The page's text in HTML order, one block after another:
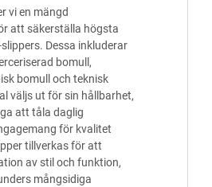
vi en mängd
att säkerställa högsta
Dessa inkluderar
bomull,
bomull och teknisk
väljs ut för sin hållbarhet,
att tåla daglig
för kvalitet
tillverkas för att
av stil och funktion,
mångsidiga